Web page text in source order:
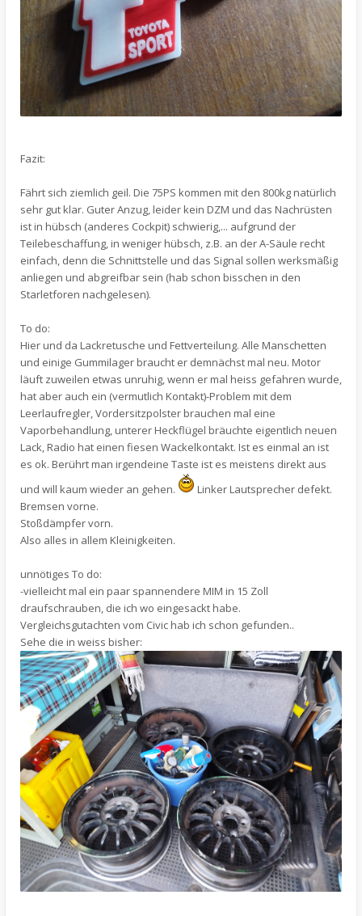
Fazit:
Fährt sich ziemlich geil. Die 75PS kommen mit den 800kg natürlich
sehr gut klar. Guter Anzug, leider kein DZM und das Nachrüsten
ist in hübsch (anderes Cockpit) schwierig,... aufgrund der
Teilebeschaffung, in weniger hübsch, z.B. an der A-Säule recht
einfach, denn die Schnittstelle und das Signal sollen werksmäßig
anliegen und abgreifbar sein (hab schon bisschen in den
Starletforen nachgelesen).
To do:
Hier und da Lackretusche und Fettverteilung. Alle Manschetten
und einige Gummilager braucht er demnächst mal neu. Motor
läuft zuweilen etwas unruhig, wenn er mal heiss gefahren wurde,
hat aber auch ein (vermutlich Kontakt)-Problem mit dem
Leerlaufregler, Vordersitzpolster brauchen mal eine
Vaporbehandlung, unterer Heckflügel bräuchte eigentlich neuen
Lack, Radio hat einen fiesen Wackelkontakt. Ist es einmal an ist
es ok. Berührt man irgendeine Taste ist es meistens direkt aus
und will kaum wieder an gehen.
Linker Lautsprecher defekt.
Bremsen vorne.
Stoßdämpfer vorn.
Also alles in allem Kleinigkeiten.
unnötiges To do:
-vielleicht mal ein paar spannendere MIM in 15 Zoll
draufschrauben, die ich wo eingesackt habe.
Vergleichsgutachten vom Civic hab ich schon gefunden..
Sehe die in weiss bisher: